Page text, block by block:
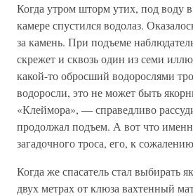
Когда утром шторм утих, под воду
камере спустился водолаз.
за камень. При подъеме
скрежет и сквозь один из семи
какой-то обросший водорослями
водоросли, это не может быть
«Клеймора», — справедливо
продолжал подъем. А вот что
загадочного троса, его, к
Когда же спасатель стал выбирать
двух метрах от клюза вахтенный